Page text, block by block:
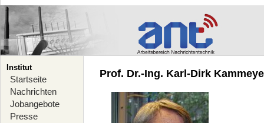
Institut
Startseite
Nachrichten
Jobangebote
Presse
Prof. Dr.-Ing. Karl-Dirk